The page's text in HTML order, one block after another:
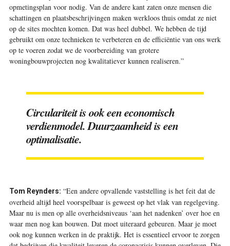
opmetingsplan voor nodig. Van de andere kant zaten onze mensen die
schattingen en plaatsbeschrijvingen maken werkloos thuis omdat ze niet
op de sites mochten komen. Dat was heel dubbel. We hebben de tijd
gebruikt om onze technieken te verbeteren en de efficiëntie van ons werk
op te voeren zodat we de voorbereiding van grotere
woningbouwprojecten nog kwalitatiever kunnen realiseren.”
Circulariteit is ook een economisch
verdienmodel. Duurzaamheid is een
optimalisatie.
Tom Reynders: “Een andere opvallende vaststelling is het feit dat de
overheid altijd heel voorspelbaar is geweest op het vlak van regelgeving.
Maar nu is men op alle overheidsniveaus ‘aan het nadenken’ over hoe en
waar men nog kan bouwen. Dat moet uiteraard gebeuren. Maar je moet
ook nog kunnen werken in de praktijk. Het is essentieel ervoor te zorgen